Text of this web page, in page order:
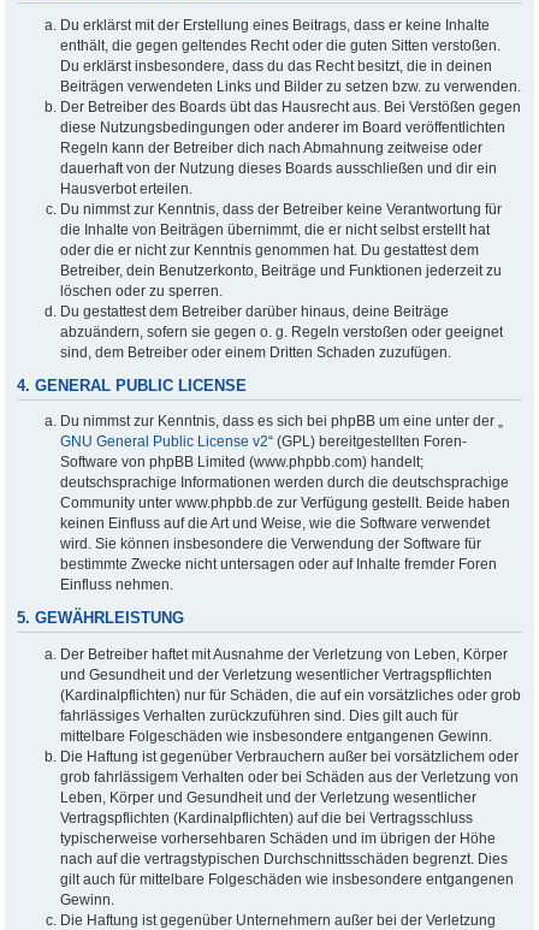
Du erklärst mit der Erstellung eines Beitrags, dass er keine Inhalte
enthält, die gegen geltendes Recht oder die guten Sitten verstoßen.
Du erklärst insbesondere, dass du das Recht besitzt, die in deinen
Beiträgen verwendeten Links und Bilder zu setzen bzw. zu verwenden.
Der Betreiber des Boards übt das Hausrecht aus. Bei Verstößen gegen
diese Nutzungsbedingungen oder anderer im Board veröffentlichten
Regeln kann der Betreiber dich nach Abmahnung zeitweise oder
dauerhaft von der Nutzung dieses Boards ausschließen und dir ein
Hausverbot erteilen.
Du nimmst zur Kenntnis, dass der Betreiber keine Verantwortung für
die Inhalte von Beiträgen übernimmt, die er nicht selbst erstellt hat
oder die er nicht zur Kenntnis genommen hat. Du gestattest dem
Betreiber, dein Benutzerkonto, Beiträge und Funktionen jederzeit zu
löschen oder zu sperren.
Du gestattest dem Betreiber darüber hinaus, deine Beiträge
abzuändern, sofern sie gegen o. g. Regeln verstoßen oder geeignet
sind, dem Betreiber oder einem Dritten Schaden zuzufügen.
4. GENERAL PUBLIC LICENSE
Du nimmst zur Kenntnis, dass es sich bei phpBB um eine unter der „
GNU General Public License v2“ (GPL) bereitgestellten Foren-
Software von phpBB Limited (www.phpbb.com) handelt;
deutschsprachige Informationen werden durch die deutschsprachige
Community unter www.phpbb.de zur Verfügung gestellt. Beide haben
keinen Einfluss auf die Art und Weise, wie die Software verwendet
wird. Sie können insbesondere die Verwendung der Software für
bestimmte Zwecke nicht untersagen oder auf Inhalte fremder Foren
Einfluss nehmen.
5. GEWÄHRLEISTUNG
Der Betreiber haftet mit Ausnahme der Verletzung von Leben, Körper
und Gesundheit und der Verletzung wesentlicher Vertragspflichten
(Kardinalpflichten) nur für Schäden, die auf ein vorsätzliches oder grob
fahrlässiges Verhalten zurückzuführen sind. Dies gilt auch für
mittelbare Folgeschäden wie insbesondere entgangenen Gewinn.
Die Haftung ist gegenüber Verbrauchern außer bei vorsätzlichem oder
grob fahrlässigem Verhalten oder bei Schäden aus der Verletzung von
Leben, Körper und Gesundheit und der Verletzung wesentlicher
Vertragspflichten (Kardinalpflichten) auf die bei Vertragsschluss
typischerweise vorhersehbaren Schäden und im übrigen der Höhe
nach auf die vertragstypischen Durchschnittsschäden begrenzt. Dies
gilt auch für mittelbare Folgeschäden wie insbesondere entgangenen
Gewinn.
Die Haftung ist gegenüber Unternehmern außer bei der Verletzung